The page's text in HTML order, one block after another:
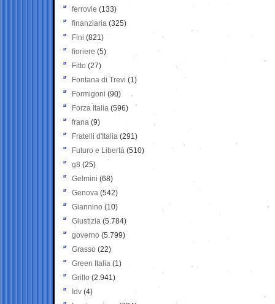
ferrovie (133)
finanziaria (325)
Fini (821)
fioriere (5)
Fitto (27)
Fontana di Trevi (1)
Formigoni (90)
Forza Italia (596)
frana (9)
Fratelli d'Italia (291)
Futuro e Libertà (510)
g8 (25)
Gelmini (68)
Genova (542)
Giannino (10)
Giustizia (5.784)
governo (5.799)
Grasso (22)
Green Italia (1)
Grillo (2.941)
Idv (4)